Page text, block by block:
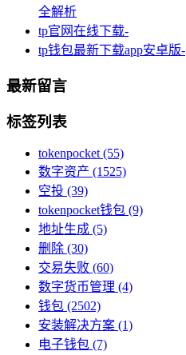
全解析
tp官网在线下载-
tp钱包最新下载app安卓版-
最新留言
标签列表
tokenpocket (55)
数字资产 (1525)
空投 (39)
tokenpocket钱包 (9)
地址生成 (5)
删除 (30)
交易失败 (60)
数字货币管理 (4)
钱包 (2502)
安装解决方案 (1)
电子钱包 (7)